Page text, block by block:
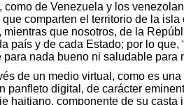
como de Venezuela y los
comparten el territorio de la
que nosotros, de la
país y de cada Estado; por lo
nada bueno ni saludable para
de un medio virtual, como es
panfleto digital, de carácter
haitiano, componente de su